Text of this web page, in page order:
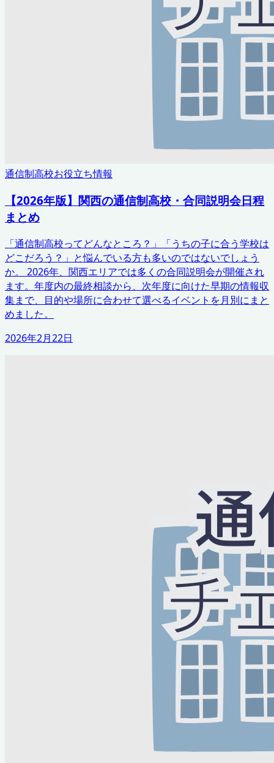
通信制高校お役立ち情報
【2026年版】関西の通信制高校・合同説明会日程
まとめ
「通信制高校ってどんなところ？」「うちの子に合う学校は
どこだろう？」と悩んでいる方も多いのではないでしょう
か。 2026年、関西エリアでは多くの合同説明会が開催され
ます。年度内の最終相談から、次年度に向けた早期の情報収
集まで、目的や場所に合わせて選べるイベントを月別にまと
めました。
2026年2月22日